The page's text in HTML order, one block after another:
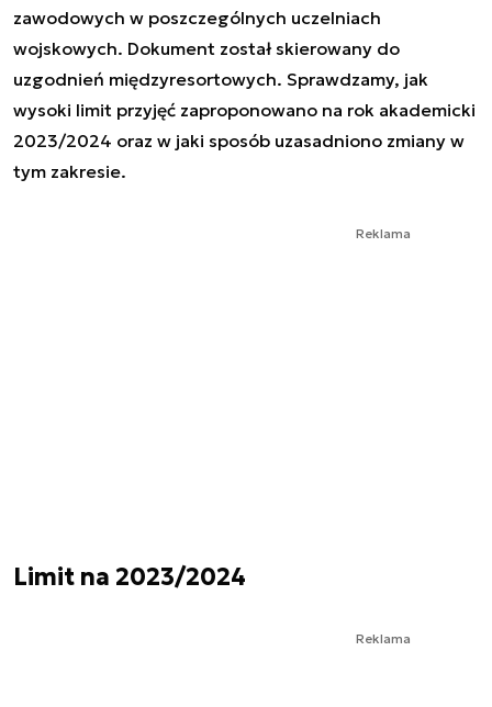
zawodowych w poszczególnych uczelniach
wojskowych. Dokument został skierowany do
uzgodnień międzyresortowych. Sprawdzamy, jak
wysoki limit przyjęć zaproponowano na rok akademicki
2023/2024 oraz w jaki sposób uzasadniono zmiany w
tym zakresie.
Reklama
Limit na 2023/2024
Reklama